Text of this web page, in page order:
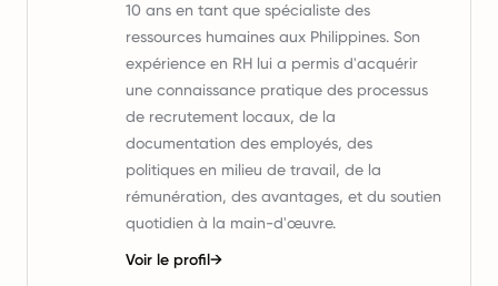
10 ans en tant que spécialiste des
ressources humaines aux Philippines. Son
expérience en RH lui a permis d'acquérir
une connaissance pratique des processus
de recrutement locaux, de la
documentation des employés, des
politiques en milieu de travail, de la
rémunération, des avantages, et du soutien
quotidien à la main-d'œuvre.
Voir le profil→